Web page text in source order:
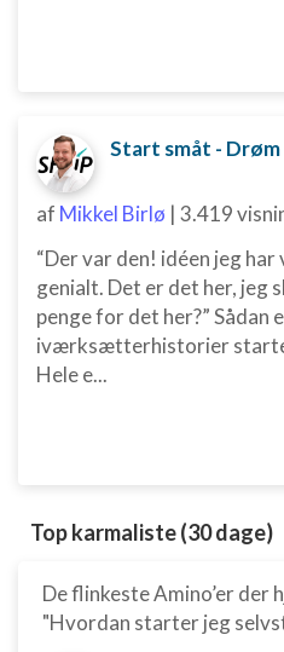
Start småt -
af Mikkel Birlø | 3.419
“Der var den! idéen jeg
genialt. Det er det her, jeg
penge for det her?” Sådan
iværksætterhistorier
Hele e...
Top karmaliste (30 dage)
De flinkeste Amino’er der
"Hvordan starter jeg